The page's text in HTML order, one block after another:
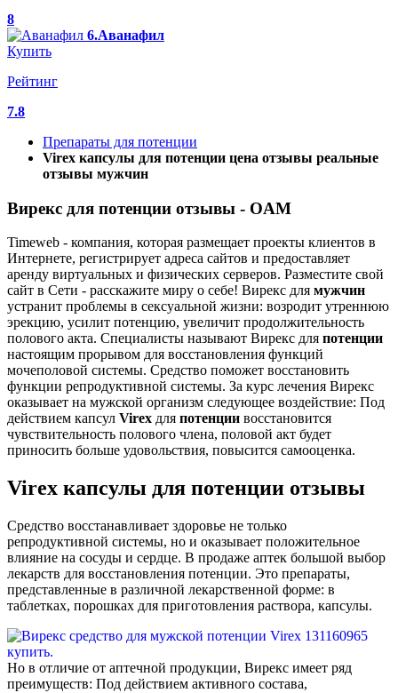
8
6.Аванафил
Купить
Рейтинг
7.8
Препараты для потенции
Virex капсулы для потенции цена отзывы реальные
отзывы мужчин
Вирекс для потенции отзывы - OAM
Timeweb - компания, которая размещает проекты клиентов в
Интернете, регистрирует адреса сайтов и предоставляет
аренду виртуальных и физических серверов. Разместите свой
сайт в Сети - расскажите миру о себе! Вирекс для мужчин
устранит проблемы в сексуальной жизни: возродит утреннюю
эрекцию, усилит потенцию, увеличит продолжительность
полового акта. Специалисты называют Вирекс для потенции
настоящим прорывом для восстановления функций
мочеполовой системы. Средство поможет восстановить
функции репродуктивной системы. За курс лечения Вирекс
оказывает на мужской организм следующее воздействие: Под
действием капсул Virex для потенции восстановится
чувствительность полового члена, половой акт будет
приносить больше удовольствия, повысится самооценка.
Virex капсулы для потенции отзывы
Средство восстанавливает здоровье не только
репродуктивной системы, но и оказывает положительное
влияние на сосуды и сердце. В продаже аптек большой выбор
лекарств для восстановления потенции. Это препараты,
представленные в различной лекарственной форме: в
таблетках, порошках для приготовления раствора, капсулы.
Но в отличие от аптечной продукции, Вирекс имеет ряд
преимуществ: Под действием активного состава,